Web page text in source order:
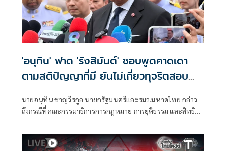
'อนุทิน' ฟาด 'รังสิมันต์' ชอบพูดคาดเดา
ตามสติปัญญาที่มี ยันไม่เกี่ยวทุจริตสอบ
นายอนุทิน ชาญวีรกูล นายกรัฐมนตรีและรมว.มหาดไทย กล่าว
ถึงกรณีที่คณะกรรมาธิการการกฎหมาย การยุติธรรม และสิทธิ
กรรมาธิการ มีการอ้างชื่อนายกรัฐมนตรี เข้าไปเกี่ยวข้องกับการ
ทุจริตสอบท้องถิ่น